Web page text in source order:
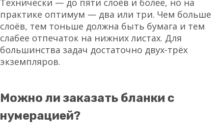
Технически — до пяти слоёв и более, но на
практике оптимум — два или три. Чем больше
слоёв, тем тоньше должна быть бумага и тем
слабее отпечаток на нижних листах. Для
большинства задач достаточно двух-трёх
экземпляров.
Можно ли заказать бланки с
нумерацией?